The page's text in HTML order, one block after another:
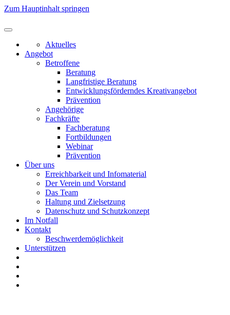
Zum Hauptinhalt springen
Aktuelles
Angebot
Betroffene
Beratung
Langfristige Beratung
Entwicklungsförderndes Kreativangebot
Prävention
Angehörige
Fachkräfte
Fachberatung
Fortbildungen
Webinar
Prävention
Über uns
Erreichbarkeit und Infomaterial
Der Verein und Vorstand
Das Team
Haltung und Zielsetzung
Datenschutz und Schutzkonzept
Im Notfall
Kontakt
Beschwerdemöglichkeit
Unterstützen